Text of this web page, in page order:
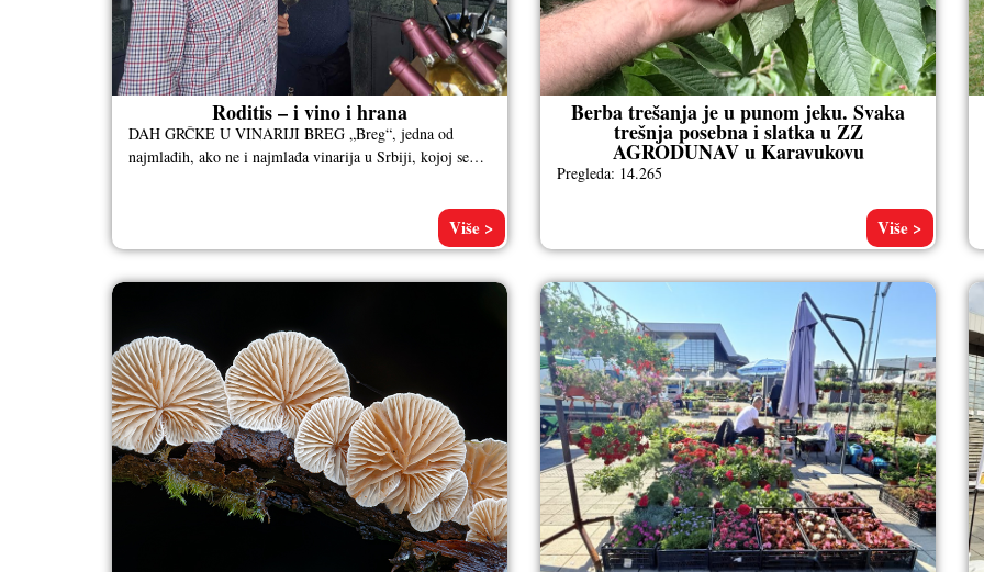
Roditis – i vino i hrana
DAH GRČKE U VINARIJI BREG „Breg“, jedna od
najmlađih, ako ne i najmlađa vinarija u Srbiji, kojoj se
Više >
Berba trešanja je u punom jeku. Svaka
trešnja posebna i slatka u ZZ
AGRODUNAV u Karavukovu
Pregleda: 14.265
Više >